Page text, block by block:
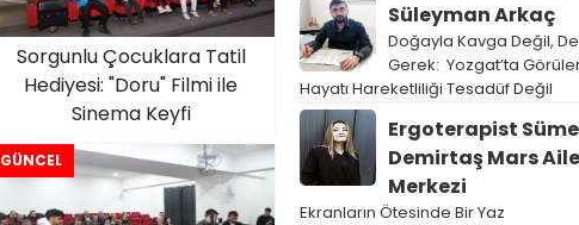
Sorgunlu Çocuklara Tatil
Hediyesi: "Doru" Filmi ile
Sinema Keyfi
GÜNCEL
Süleyman Arkaç
Doğayla Kavga Değil,
Gerek: Yozgat’ta
Hayatı Hareketliliği Tesadüf Değil
Ergoterapist
Demirtaş Mars Aile
Merkezi
Ekranların Ötesinde Bir Yaz